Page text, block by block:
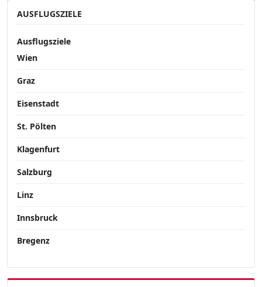
AUSFLUGSZIELE
Ausflugsziele
Wien
Graz
Eisenstadt
St. Pölten
Klagenfurt
Salzburg
Linz
Innsbruck
Bregenz